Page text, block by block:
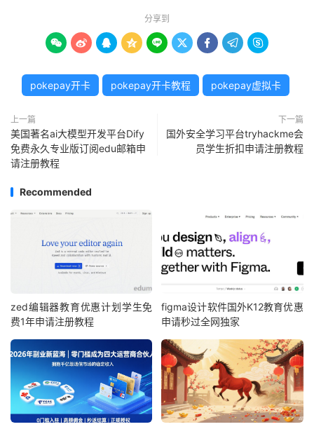
分享到
        
pokepay开卡 pokepay开卡教程 pokepay虚拟卡
上一篇
美国著名ai大模型开发平台Dify
免费永久专业版订阅edu邮箱申
请注册教程
下一篇
国外安全学习平台tryhackme会
员学生折扣申请注册教程
Recommended
zed编辑器教育优惠计划学生免
费1年申请注册教程
figma设计软件国外K12教育优惠
申请秒过全网独家